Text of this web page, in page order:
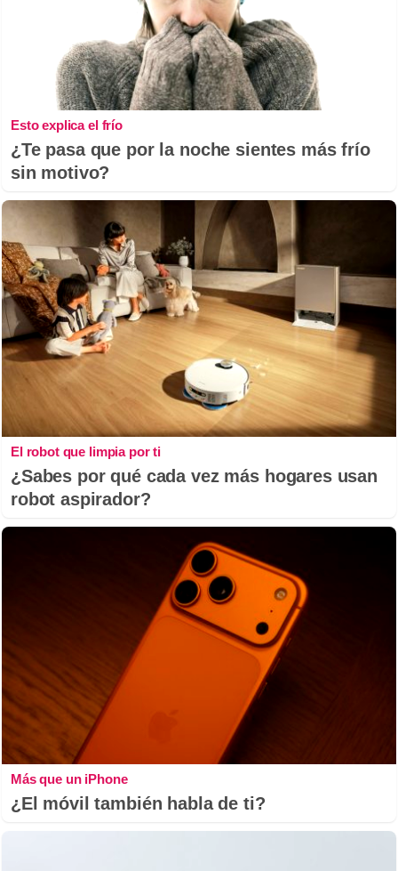
Esto explica el frío
¿Te pasa que por la noche sientes más frío
sin motivo?
El robot que limpia por ti
¿Sabes por qué cada vez más hogares usan
robot aspirador?
Más que un iPhone
¿El móvil también habla de ti?